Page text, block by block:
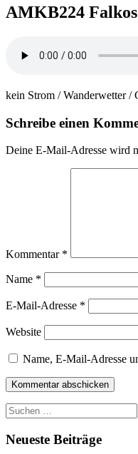
AMKB224
kein Strom / Wanderwetter /
Schreibe einen
Deine E-Mail-Adresse wird
Kommentar *
Name *
E-Mail-Adresse *
Website
Name, E-Mail-Adresse
Suchen
nach:
Neueste Beiträge